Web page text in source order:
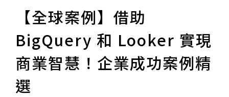
【全球案例】借助
BigQuery 和 Looker 實現
商業智慧！企業成功案例精
選